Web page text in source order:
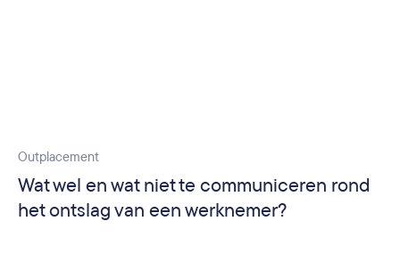
Outplacement
Wat wel en wat niet te communiceren rond
het ontslag van een werknemer?